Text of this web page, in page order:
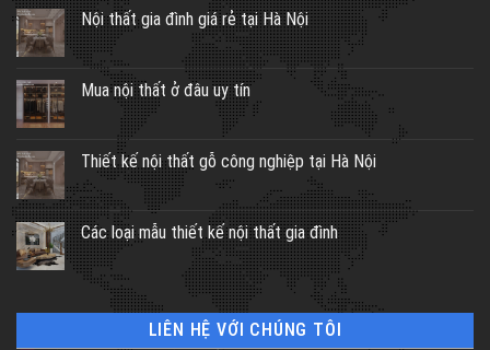
Nội thất gia đình giá rẻ tại Hà Nội
Mua nội thất ở đâu uy tín
Thiết kế nội thất gỗ công nghiệp tại Hà Nội
Các loại mẫu thiết kế nội thất gia đình
LIÊN HỆ VỚI CHÚNG TÔI